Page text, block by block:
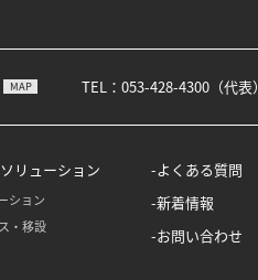
MAP TEL：053-428-4300（代表）
リューション
ション
・移設
よくある質問
新着情報
お問い合わせ